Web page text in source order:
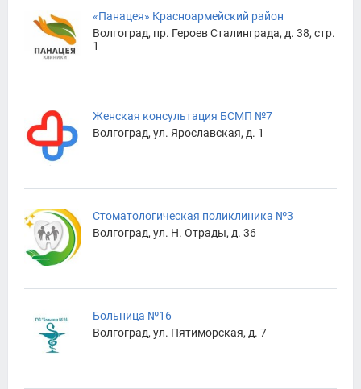
«Панацея» Красноармейский район
Волгоград, пр. Героев Сталинграда, д. 38, стр.
1
Женская консультация БСМП №7
Волгоград, ул. Ярославская, д. 1
Стоматологическая поликлиника №3
Волгоград, ул. Н. Отрады, д. 36
Больница №16
Волгоград, ул. Пятиморская, д. 7